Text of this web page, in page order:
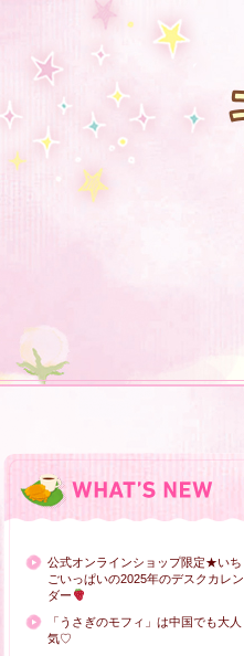
公式オンラインショップ限定★いち
ごいっぱいの2025年のデスクカレン
ダー
「うさぎのモフィ」は中国でも大人
気♡